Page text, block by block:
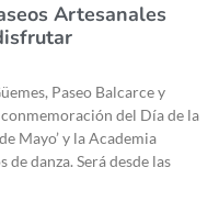
Artesanales
Paseo Balcarce y
del Día de la
Mayo’ y la Academia
de danza. Será desde las